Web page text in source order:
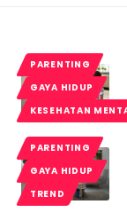
PARENTING
GAYA HIDUP
KESEHATAN
PARENTING
GAYA HIDUP
TREND